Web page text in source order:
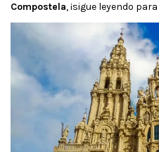
Compostela, ¡sigue leyendo